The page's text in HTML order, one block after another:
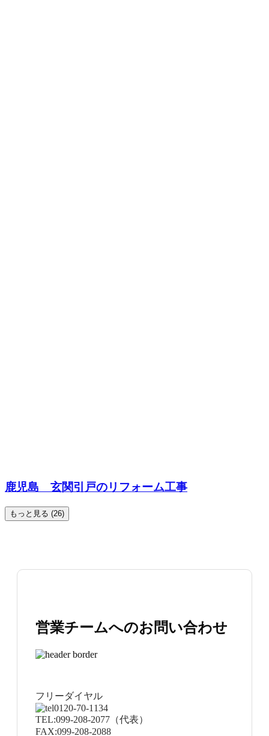
鹿児島 玄関引戸のリフォーム工事
もっと見る (26)
営業チームへのお問い合わせ
フリーダイヤル
0120-70-1134
TEL:099-208-2077 （代表）
FAX:099-208-2088